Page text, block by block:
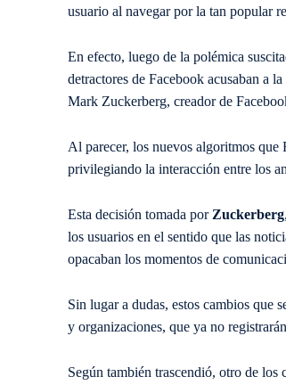
usuario al navegar por la tan popular
En efecto, luego de la polémica
detractores de Facebook acusaban a
Mark Zuckerberg, creador de
Al parecer, los nuevos algoritmos
privilegiando la interacción entre los
Esta decisión tomada por Zuckerberg
los usuarios en el sentido que las
opacaban los momentos de
Sin lugar a dudas, estos cambios que
y organizaciones, que ya no
Según también trascendió, otro de los